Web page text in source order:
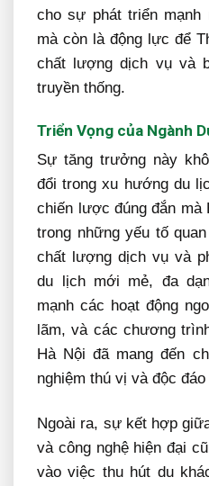
cho sự phát triển
mà còn là động lực để
chất lượng dịch vụ và
truyền thống.
Triển Vọng của Ngành
Sự tăng trưởng này
đổi trong xu hướng du
chiến lược đúng đắn mà
trong những yếu tố
chất lượng dịch vụ và
du lịch mới mẻ, đa
mạnh các hoạt động
lãm, và các chương
Hà Nội đã mang đến
nghiệm thú vị và độc
Ngoài ra, sự kết hợp
và công nghệ hiện đại
vào việc thu hút du